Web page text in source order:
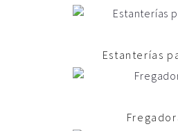
Estanterías